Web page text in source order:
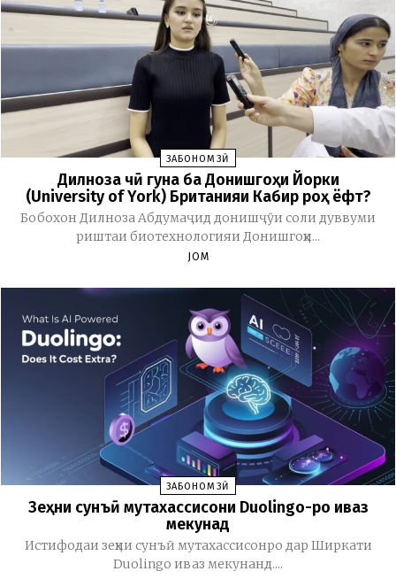
ЗАБОНОМӮЗӢ
Дилноза чӣ гуна ба Донишгоҳи Йорки
(University of York) Британияи Кабир роҳ ёфт?
Бобохон Дилноза Абдумаҷид донишҷӯи соли дуввуми
риштаи биотехнологияи Донишгоҳи...
JOM
ЗАБОНОМӮЗӢ
Зеҳни сунъӣ мутахассисони Duolingo-ро иваз
мекунад
Истифодаи зеҳни сунъӣ мутахассисонро дар Ширкати
Duolingo иваз мекунанд....